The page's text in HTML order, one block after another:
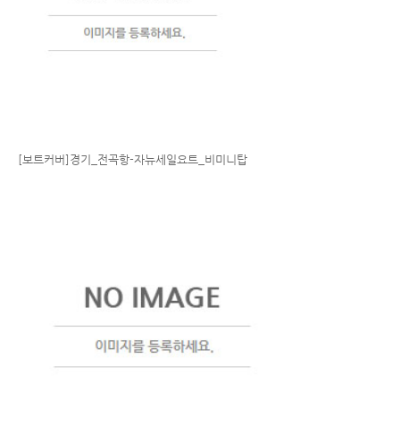
[보트커버]경기_전곡항-자뉴세일요트_비미니탑